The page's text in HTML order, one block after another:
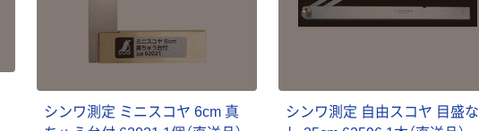
シンワ測定 ミニスコヤ 6cm 真
シンワ測定 自由スコヤ 目盛な